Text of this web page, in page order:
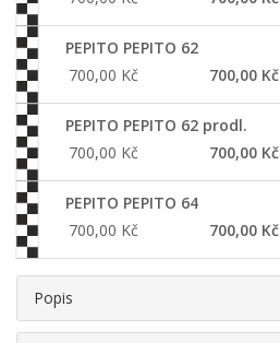
PEPITO PEPITO 62
700,00 Kč
700,00 Kč
PEPITO PEPITO 62 prodl.
700,00 Kč
700,00 Kč
PEPITO PEPITO 64
700,00 Kč
700,00 Kč
Popis